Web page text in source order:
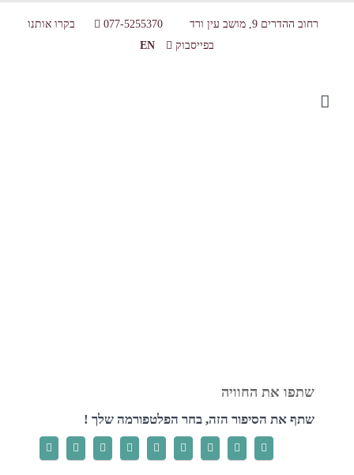
רחוב ההדרים 9, מושב עין ורד 077-5255370
בקרו אותנו
בפייסבוק
EN
שתף את הסיפור הזה, בחר הפלטפורמה שלך !